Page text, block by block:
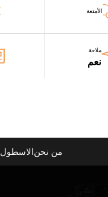
الأمتعة
ملاحة
نعم
من نحنالاسطول